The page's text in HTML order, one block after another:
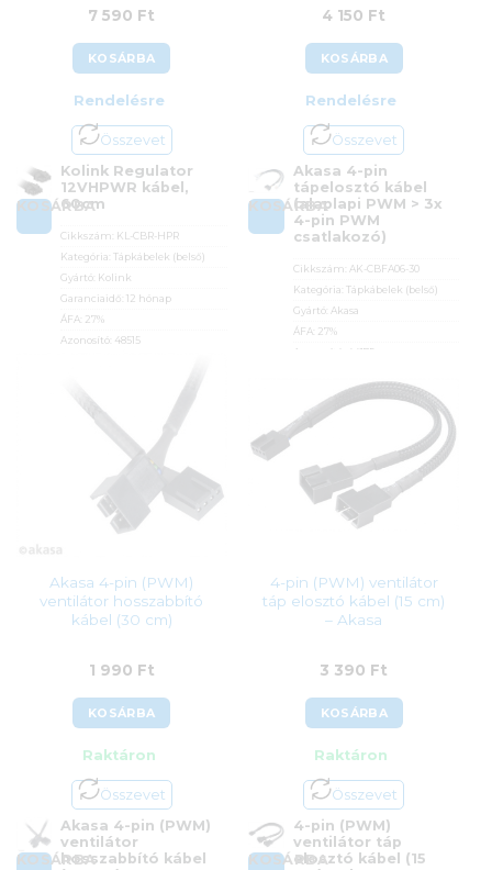
7 590 Ft
KOSÁRBA
Rendelésre
Összevet
KOSÁRBA
Kolink Regulator
12VHPWR kábel,
60cm
Cikkszám:
KL-CBR-HPR
Kategória:Tápkábelek (belső)
Gyártó:
Kolink
Garanciaidő:12 hónap
ÁFA: 27%
Azonosító: 48515
4 150 Ft
KOSÁRBA
Rendelésre
Összevet
KOSÁRBA
Akasa 4-pin
tápelosztó kábel
(alaplapi PWM > 3x
4-pin PWM
csatlakozó)
Cikkszám: AK-CBFA06-30
Kategória: Tápkábelek (belső)
Gyártó: Akasa
ÁFA: 27%
Azonosító:
44175
Akasa 4-pin (PWM)
ventilátor hosszabbító
kábel (30 cm)
1 990 Ft
KOSÁRBA
Raktáron
Összevet
KOSÁRBA
Akasa 4-pin (PWM)
ventilátor
hosszabbító kábel
4-pin (PWM) ventilátor
táp elosztó kábel (15 cm)
– Akasa
3 390 Ft
KOSÁRBA
Raktáron
Összevet
KOSÁRBA
4-pin (PWM)
ventilátor táp
elosztó kábel (15